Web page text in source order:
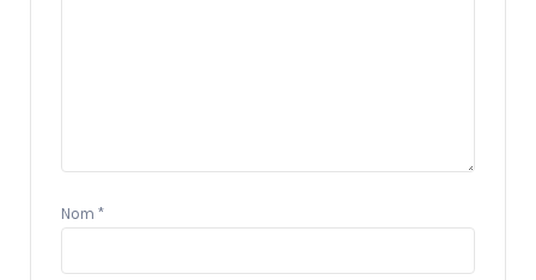
Nom *